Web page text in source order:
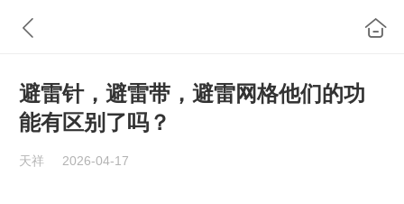
避雷针，避雷带，避雷网格他们的功
能有区别了吗？
天祥 2026-04-17